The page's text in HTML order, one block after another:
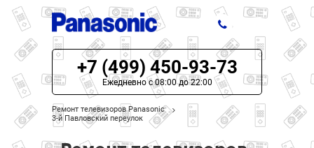
ЦЕНЫ НА РЕМОНТ
О СЕРВИСЕ
МОДЕЛИ PANASONIC
+7 (499) 450-93-73
Ежедневно с 08:00 до 22:00
Ремонт телевизоров Panasonic
3-й Павловский переулок